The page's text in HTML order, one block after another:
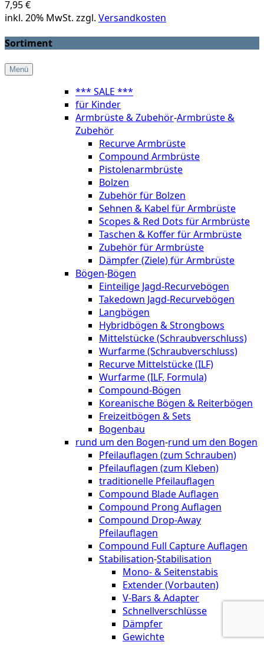
7,95 €
inkl. 20% MwSt. zzgl. Versandkosten
Sortiment
Menü
*** SALE ***
für Kinder
Armbrüste & Zubehör-Armbrüste &
Zubehör
Recurve Armbrüste
Compound Armbrüste
Pistolenarmbrüste
Bolzen
Zubehör für Bolzen
Sehnen & Kabel für Armbrüste
Scopes & Red Dots für Armbrüste
Taschen & Koffer für Armbrüste
Zubehör für Armbrüste
Dämpfer (Ziele) für Armbrüste
Bögen-Bögen
Einteilige Jagd-Recurvebögen
Takedown Jagd-Recurvebögen
Langbögen
Hybridbögen & Strongbows
Mittelstücke (Schraubverschluss)
Wurfarme (Schraubverschluss)
Recurve Mittelstücke (ILF)
Wurfarme (ILF, Formula)
Compound-Bögen
Koreanische Bögen & Reiterbögen
Freizeitbögen & Sets
Bogenbau
rund um den Bogen-rund um den Bogen
Pfeilauflagen (zum Schrauben)
Pfeilauflagen (zum Kleben)
traditionelle Pfeilauflagen
Compound Blade Auflagen
Compound Prong Auflagen
Compound Drop-Away
Pfeilauflagen
Compound Full Capture Auflagen
Stabilisation-Stabilisation
Mono- & Seitenstabis
Extender (Vorbauten)
V-Bars & Adapter
Schnellverschlüsse
Dämpfer
Gewichte